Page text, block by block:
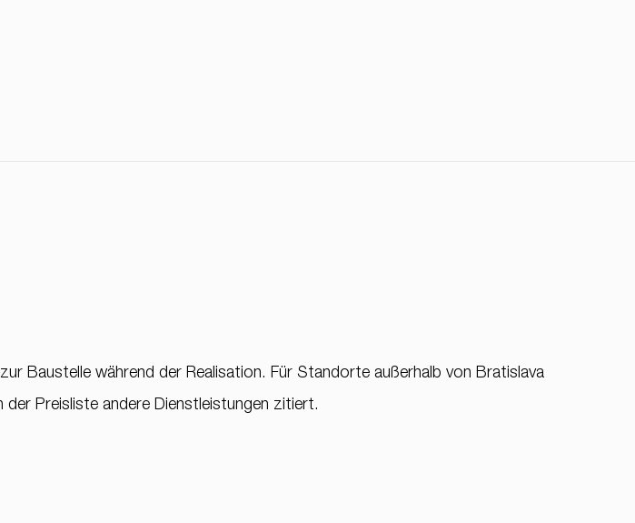
Baustelle während der Realisation. Für Standorte außerhalb von Bratislava
Preisliste andere Dienstleistungen zitiert.